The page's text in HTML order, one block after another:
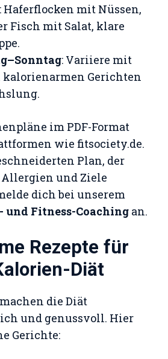
: Haferflocken mit Nüssen,
Fisch mit Salat, klare
: Variiere mit
Gerichten
im PDF-Format
wie fitsociety.de.
Plan, der
und Ziele
dich bei unserem
und Fitness-Coaching an.
Rezepte für
Diät
die Diät
und genussvoll. Hier
Gerichte: